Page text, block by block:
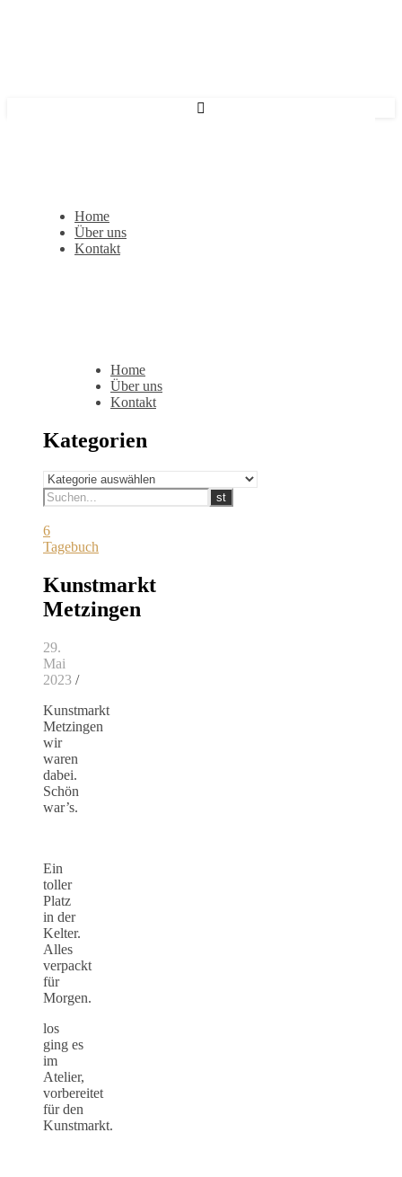
Home
Über uns
Kontakt
Home
Über uns
Kontakt
Kategorien
Kategorien
6
Tagebuch
Kunstmarkt
Metzingen
29.
Mai
2023 /
Kunstmarkt
Metzingen
wir
waren
dabei.
Schön
war’s.
Ein
toller
Platz
in der
Kelter.
Alles
verpackt
für
Morgen.
los
ging es
im
Atelier,
vorbereitet
für den
Kunstmarkt.